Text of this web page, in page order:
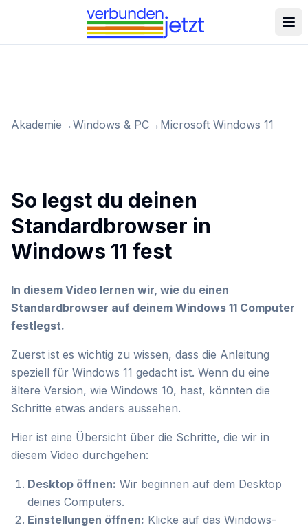
Akademie →Windows & PC→ Microsoft Windows 11
So legst du deinen
Standardbrowser in
Windows 11 fest
In diesem Video lernen wir, wie du einen
Standardbrowser auf deinem Windows 11 Computer
festlegst.
Zuerst ist es wichtig zu wissen, dass die Anleitung
speziell für Windows 11 gedacht ist. Wenn du eine
ältere Version, wie Windows 10, hast, könnten die
Schritte etwas anders aussehen.
Hier ist eine Übersicht über die Schritte, die wir in
diesem Video durchgehen:
Desktop öffnen: Wir beginnen auf dem Desktop
deines Computers.
Einstellungen öffnen: Klicke auf das Windows-